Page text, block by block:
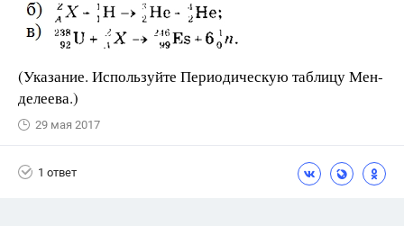
(Указание. Используйте Периодическую таблицу Мен­
делеева.)
29 мая 2017
1 ответ